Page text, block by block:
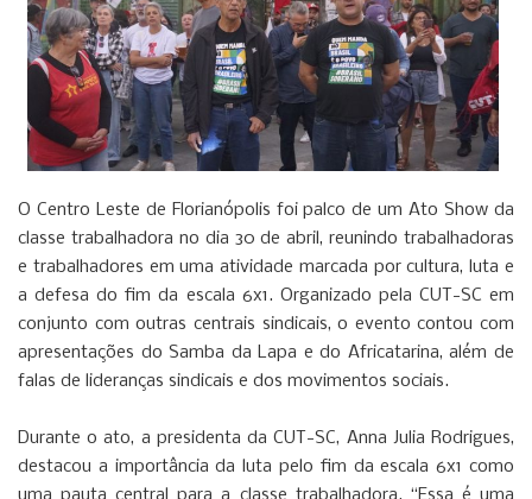
O Centro Leste de Florianópolis foi palco de um Ato Show da
classe trabalhadora no dia 30 de abril, reunindo trabalhadoras
e trabalhadores em uma atividade marcada por cultura, luta e
a defesa do fim da escala 6x1. Organizado pela CUT-SC em
conjunto com outras centrais sindicais, o evento contou com
apresentações do Samba da Lapa e do Africatarina, além de
falas de lideranças sindicais e dos movimentos sociais.
Durante o ato, a presidenta da CUT-SC, Anna Julia Rodrigues,
destacou a importância da luta pelo fim da escala 6x1 como